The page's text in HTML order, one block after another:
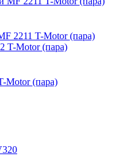
2211 T-Motor (пара)
Motor (пара)